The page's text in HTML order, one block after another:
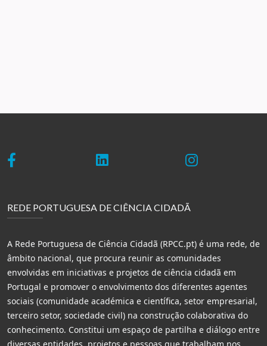
REDE PORTUGUESA DE CIÊNCIA CIDADÃ
A Rede Portuguesa de Ciência Cidadã (RPCC.pt) é uma rede, de
âmbito nacional, que procura reunir as comunidades
envolvidas em iniciativas e projetos de ciência cidadã em
Portugal e promover o envolvimento dos diferentes agentes
sociais (comunidade académica e científica, setor empresarial,
terceiro setor, sociedade civil) na construção colaborativa do
conhecimento. Constitui um espaço de partilha e diálogo entre